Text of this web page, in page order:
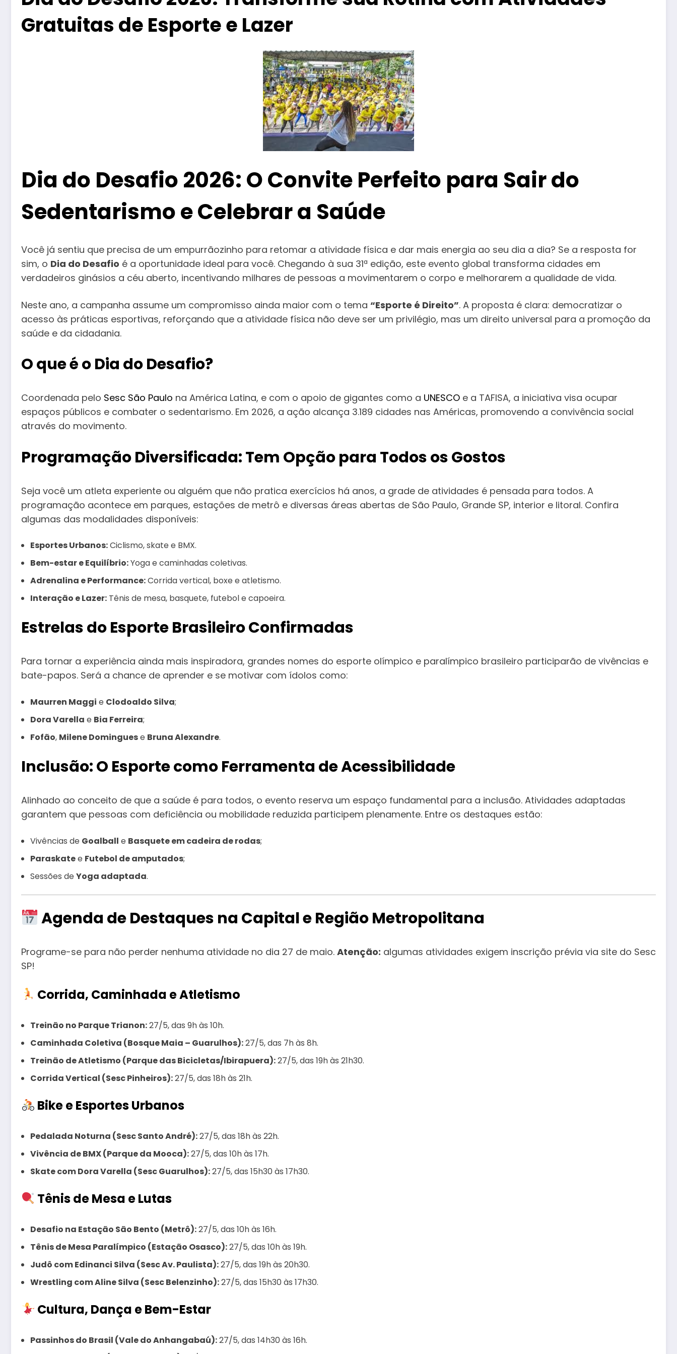
Gratuitas de Esporte e Lazer
Dia do Desafio 2026: O Convite Perfeito para Sair do
Sedentarismo e Celebrar a Saúde
Você já sentiu que precisa de um empurrãozinho para retomar a atividade física e dar mais energia ao seu dia a dia? Se a resposta for
sim, o Dia do Desafio é a oportunidade ideal para você. Chegando à sua 31ª edição, este evento global transforma cidades em
verdadeiros ginásios a céu aberto, incentivando milhares de pessoas a movimentarem o corpo e melhorarem a qualidade de vida.
Neste ano, a campanha assume um compromisso ainda maior com o tema “Esporte é Direito”. A proposta é clara: democratizar o
acesso às práticas esportivas, reforçando que a atividade física não deve ser um privilégio, mas um direito universal para a promoção da
saúde e da cidadania.
O que é o Dia do Desafio?
Coordenada pelo Sesc São Paulo na América Latina, e com o apoio de gigantes como a UNESCO e a TAFISA, a iniciativa visa ocupar
espaços públicos e combater o sedentarismo. Em 2026, a ação alcança 3.189 cidades nas Américas, promovendo a convivência social
através do movimento.
Programação Diversificada: Tem Opção para Todos os Gostos
Seja você um atleta experiente ou alguém que não pratica exercícios há anos, a grade de atividades é pensada para todos. A
programação acontece em parques, estações de metrô e diversas áreas abertas de São Paulo, Grande SP, interior e litoral. Confira
algumas das modalidades disponíveis:
Esportes Urbanos:Ciclismo, skate e BMX.
Bem-estar e Equilíbrio:Yoga e caminhadas coletivas.
Adrenalina e Performance:Corrida vertical, boxe e atletismo.
Interação e Lazer: Tênis de mesa, basquete, futebol e capoeira.
Estrelas do Esporte Brasileiro Confirmadas
Para tornar a experiência ainda mais inspiradora, grandes nomes do esporte olímpico e paralímpico brasileiro participarão de vivências e
bate-papos. Será a chance de aprender e se motivar com ídolos como:
Maurren Maggi e Clodoaldo Silva;
Dora Varella e Bia Ferreira;
Fofão, Milene Dominguese Bruna Alexandre.
Inclusão: O Esporte como Ferramenta de Acessibilidade
Alinhado ao conceito de que a saúde é para todos, o evento reserva um espaço fundamental para a inclusão. Atividades adaptadas
garantem que pessoas com deficiência ou mobilidade reduzida participem plenamente. Entre os destaques estão:
Vivências de Goalball e Basquete em cadeira de rodas;
Paraskatee Futebol de amputados;
Sessões de Yoga adaptada.
Agenda de Destaques na Capital e Região Metropolitana
Programe-se para não perder nenhuma atividade no dia 27 de maio. Atenção: algumas atividades exigem inscrição prévia via site do Sesc
SP!
Corrida, Caminhada e Atletismo
Treinão no Parque Trianon:27/5, das 9h às 10h.
Caminhada Coletiva (Bosque Maia – Guarulhos):27/5, das 7h às 8h.
Treinão de Atletismo (Parque das Bicicletas/Ibirapuera):27/5, das 19h às 21h30.
Corrida Vertical (Sesc Pinheiros):27/5, das 18h às 21h.
Bike e Esportes Urbanos
Pedalada Noturna (Sesc Santo André):27/5, das 18h às 22h.
Vivência de BMX (Parque da Mooca):27/5, das 10h às 17h.
Skate com Dora Varella (Sesc Guarulhos):27/5, das 15h30 às 17h30.
Tênis de Mesa e Lutas
Desafio na Estação São Bento (Metrô):27/5, das 10h às 16h.
Tênis de Mesa Paralímpico (Estação Osasco):27/5, das 10h às 19h.
Judô com Edinanci Silva (Sesc Av. Paulista):27/5, das 19h às 20h30.
Wrestling com Aline Silva (Sesc Belenzinho):27/5, das 15h30 às 17h30.
Cultura, Dança e Bem-Estar
Passinhos do Brasil (Vale do Anhangabaú):27/5, das 14h30 às 16h.